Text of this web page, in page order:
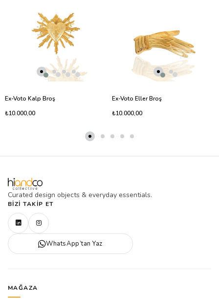
Ex-Voto Kalp Broş
₺10.000,00
Ex-Voto Eller Broş
₺10.000,00
Curated design objects & everyday essentials.
BIZI TAKIP ET
WhatsApp’tan Yaz
MAĞAZA